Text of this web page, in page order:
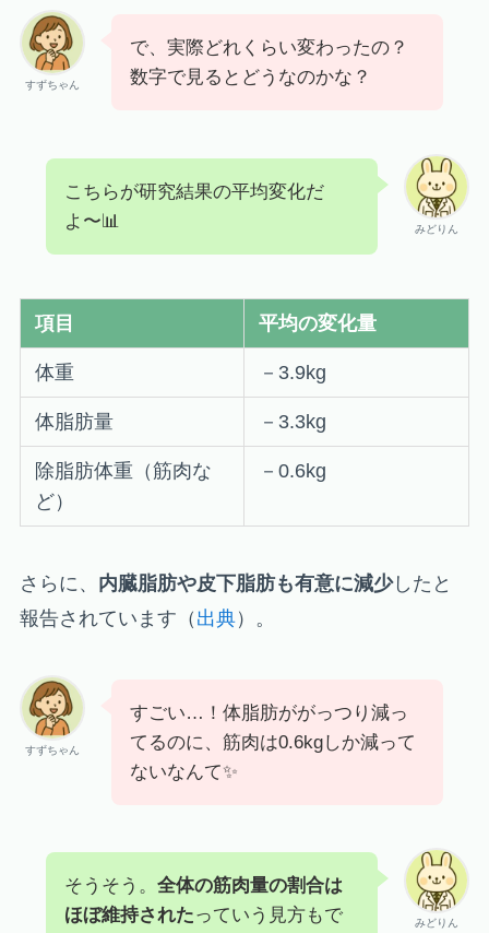
すずちゃん
で、実際どれくらい変わったの？
数字で見るとどうなのかな？
みどりん
こちらが研究結果の平均変化だ
よ〜📊
項目 平均の変化量
体重 －3.9kg
体脂肪量 －3.3kg
除脂肪体重（筋肉な
ど）
－0.6kg
さらに、 内臓脂肪や皮下脂肪も有意に減少したと
報告されています（ 出典）。
すずちゃん
すごい…！体脂肪ががっつり減っ
てるのに、筋肉は0.6kgしか減って
ないなんて✨
みどりん
そうそう。 全体の筋肉量の割合は
ほぼ維持されたっていう見方もで